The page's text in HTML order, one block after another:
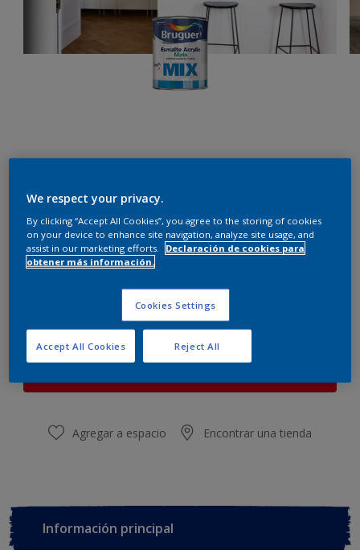
Ocre
Cambiar de color
Cantidad Calculadora de pintura
Calcular
Este producto no está actualmente disponible en línea.
Agregar a espacio Encontrar una tienda
Información principal
We respect your privacy.
By clicking “Accept All Cookies”, you agree to the storing of cookies
on your device to enhance site navigation, analyze site usage, and
assist in our marketing efforts.
Declaración de cookies para
obtener más información.
Cookies Settings
Reject All
Accept All Cookies